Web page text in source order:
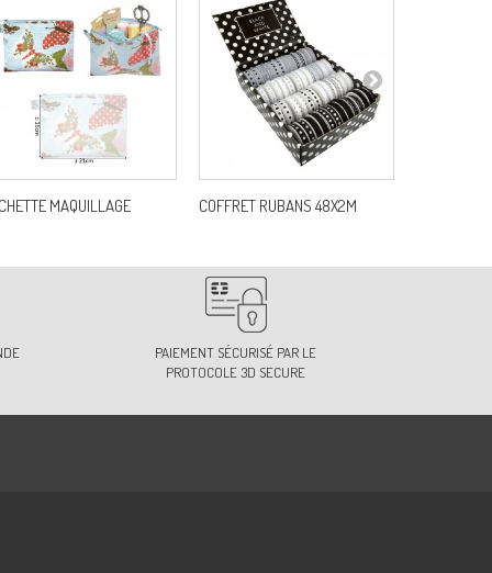
MAQUILLAGE COFFRET RUBANS 48X2M
PAIEMENT SÉCURISÉ PAR LE
PROTOCOLE 3D SECURE